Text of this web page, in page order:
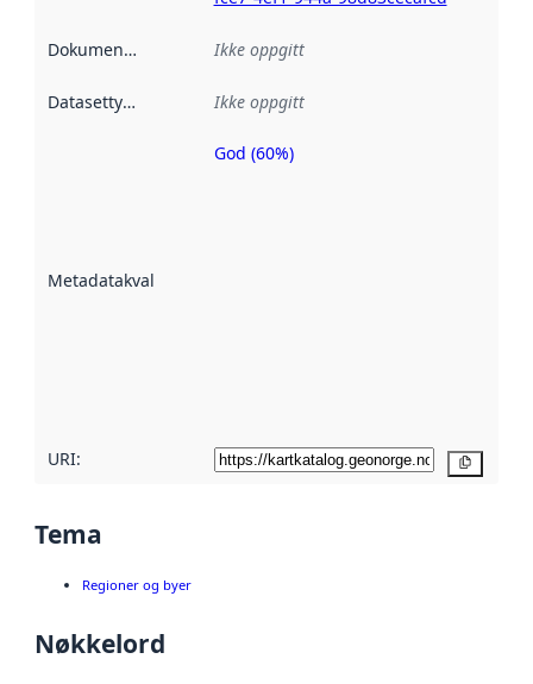
Dokumentasjon Ikke oppgitt
Datasettype Ikke oppgitt
Metadatakvalitet
Metadatakvalitet
God (60%)
URI:
Tema
Regioner og byer
Nøkkelord